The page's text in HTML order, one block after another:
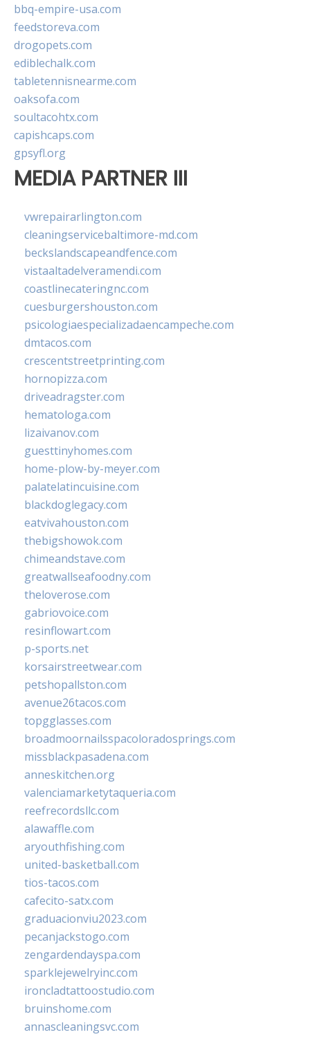
bbq-empire-usa.com
feedstoreva.com
drogopets.com
ediblechalk.com
tabletennisnearme.com
oaksofa.com
soultacohtx.com
capishcaps.com
gpsyfl.org
MEDIA PARTNER III
vwrepairarlington.com
cleaningservicebaltimore-md.com
beckslandscapeandfence.com
vistaaltadelveramendi.com
coastlinecateringnc.com
cuesburgershouston.com
psicologiaespecializadaencampeche.com
dmtacos.com
crescentstreetprinting.com
hornopizza.com
driveadragster.com
hematologa.com
lizaivanov.com
guesttinyhomes.com
home-plow-by-meyer.com
palatelatincuisine.com
blackdoglegacy.com
eatvivahouston.com
thebigshowok.com
chimeandstave.com
greatwallseafoodny.com
theloverose.com
gabriovoice.com
resinflowart.com
p-sports.net
korsairstreetwear.com
petshopallston.com
avenue26tacos.com
topgglasses.com
broadmoornailsspacoloradosprings.com
missblackpasadena.com
anneskitchen.org
valenciamarketytaqueria.com
reefrecordsllc.com
alawaffle.com
aryouthfishing.com
united-basketball.com
tios-tacos.com
cafecito-satx.com
graduacionviu2023.com
pecanjackstogo.com
zengardendayspa.com
sparklejewelryinc.com
ironcladtattoostudio.com
bruinshome.com
annascleaningsvc.com